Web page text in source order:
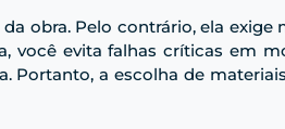
obra. Pelo contrário, ela
você evita falhas críticas em
Portanto, a escolha de